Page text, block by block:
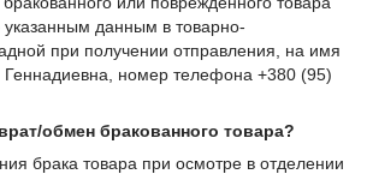
указанным данным в товарно-
при получении отправления, на имя
Геннадиевна, номер телефона +380 (95)
обмен бракованного товара?
брака товара при осмотре в отделении